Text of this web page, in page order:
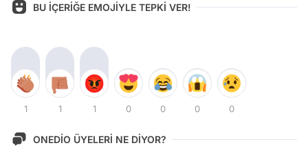
BU İÇERİĞE EMOJİYLE TEPKİ VER!
1 1 1 0 0 0 0
ONEDİO ÜYELERİ NE DİYOR?